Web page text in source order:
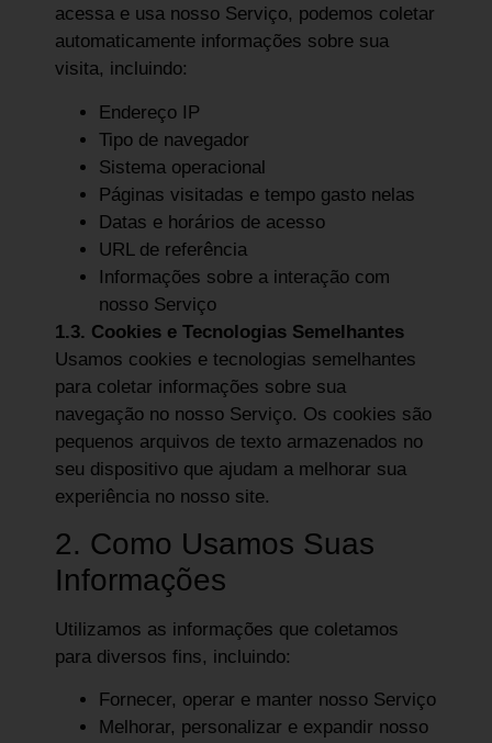
acessa e usa nosso Serviço, podemos coletar
automaticamente informações sobre sua
visita, incluindo:
Endereço IP
Tipo de navegador
Sistema operacional
Páginas visitadas e tempo gasto nelas
Datas e horários de acesso
URL de referência
Informações sobre a interação com
nosso Serviço
1.3. Cookies e Tecnologias Semelhantes
Usamos cookies e tecnologias semelhantes
para coletar informações sobre sua
navegação no nosso Serviço. Os cookies são
pequenos arquivos de texto armazenados no
seu dispositivo que ajudam a melhorar sua
experiência no nosso site.
2. Como Usamos Suas
Informações
Utilizamos as informações que coletamos
para diversos fins, incluindo:
Fornecer, operar e manter nosso Serviço
Melhorar, personalizar e expandir nosso